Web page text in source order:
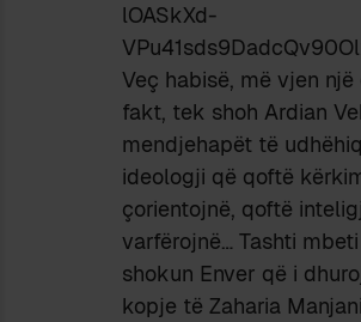
lOASkXd-
Veç habisë, më vjen
fakt, tek shoh Ardian
mendjehapët të
ideologji që qoftë
çorientojnë, qoftë
varfërojnë… Tashti
shokun Enver që i
kopje të Zaharia